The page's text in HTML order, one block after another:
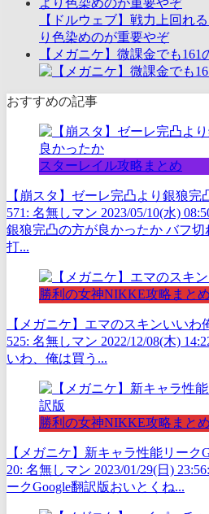
【ドルウェブ】戦力上回れ
り色染めのが重要やぞ
【メガニケ】微課金でも
おすすめの記事
スターレイル攻略まとめ
【崩スタ】ゼーレ完凸より銀狼
571: 名無しマン 2023/05/10(水)
銀狼完凸の方が良かったか バフ
打...
勝利の女神NIKKE攻略まとめ
【メガニケ】エマのスキンいいわ
525: 名無しマン 2022/12/08(木)
いわ、俺は買う...
勝利の女神NIKKE攻略まとめ
【メガニケ】新キャラ性能リーク
20: 名無しマン 2023/01/29(日)
ークGoogle翻訳版おいとくね...